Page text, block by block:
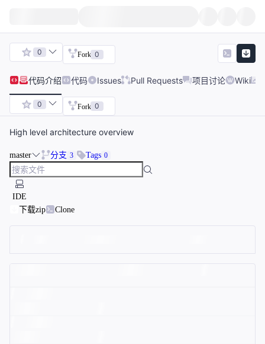
0 Fork 0
代码介绍 代码 Issues Pull Requests 项目讨论 Wiki
0 Fork 0
High level architecture overview
master 分支 3 Tags 0
IDE
下载zip
Clone